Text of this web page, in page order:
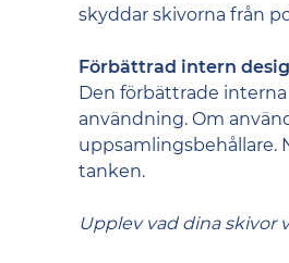
skyddar skivorna från
Förbättrad intern
Den förbättrade
användning. Om
uppsamlingsbehållare.
tanken.
Upplev vad dina skivor